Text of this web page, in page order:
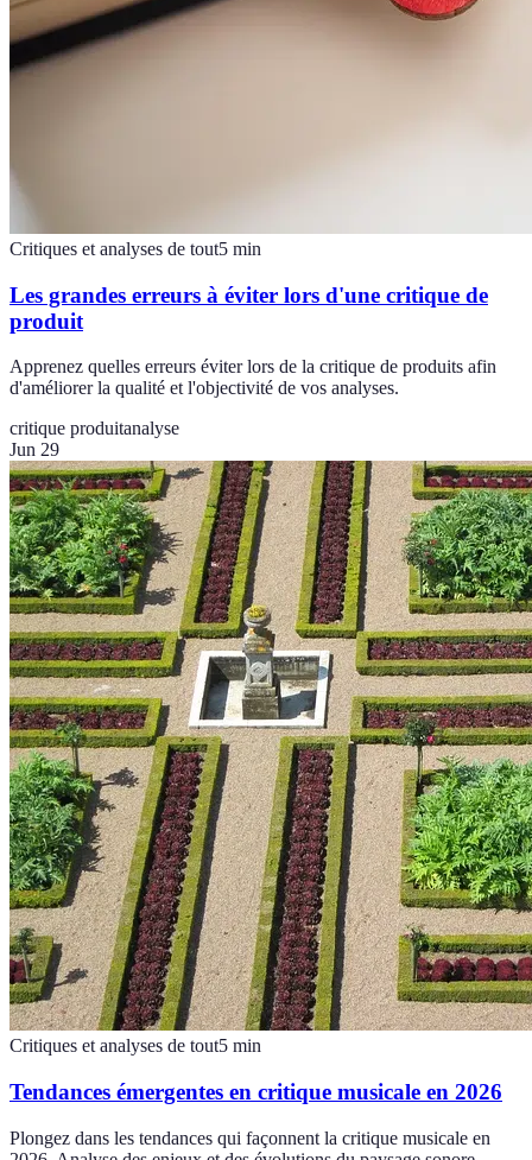
Critiques et analyses de tout5 min
Les grandes erreurs à éviter lors d'une critique de
produit
Apprenez quelles erreurs éviter lors de la critique de produits afin
d'améliorer la qualité et l'objectivité de vos analyses.
critique produitanalyse
Jun 29
Critiques et analyses de tout5 min
Tendances émergentes en critique musicale en 2026
Plongez dans les tendances qui façonnent la critique musicale en